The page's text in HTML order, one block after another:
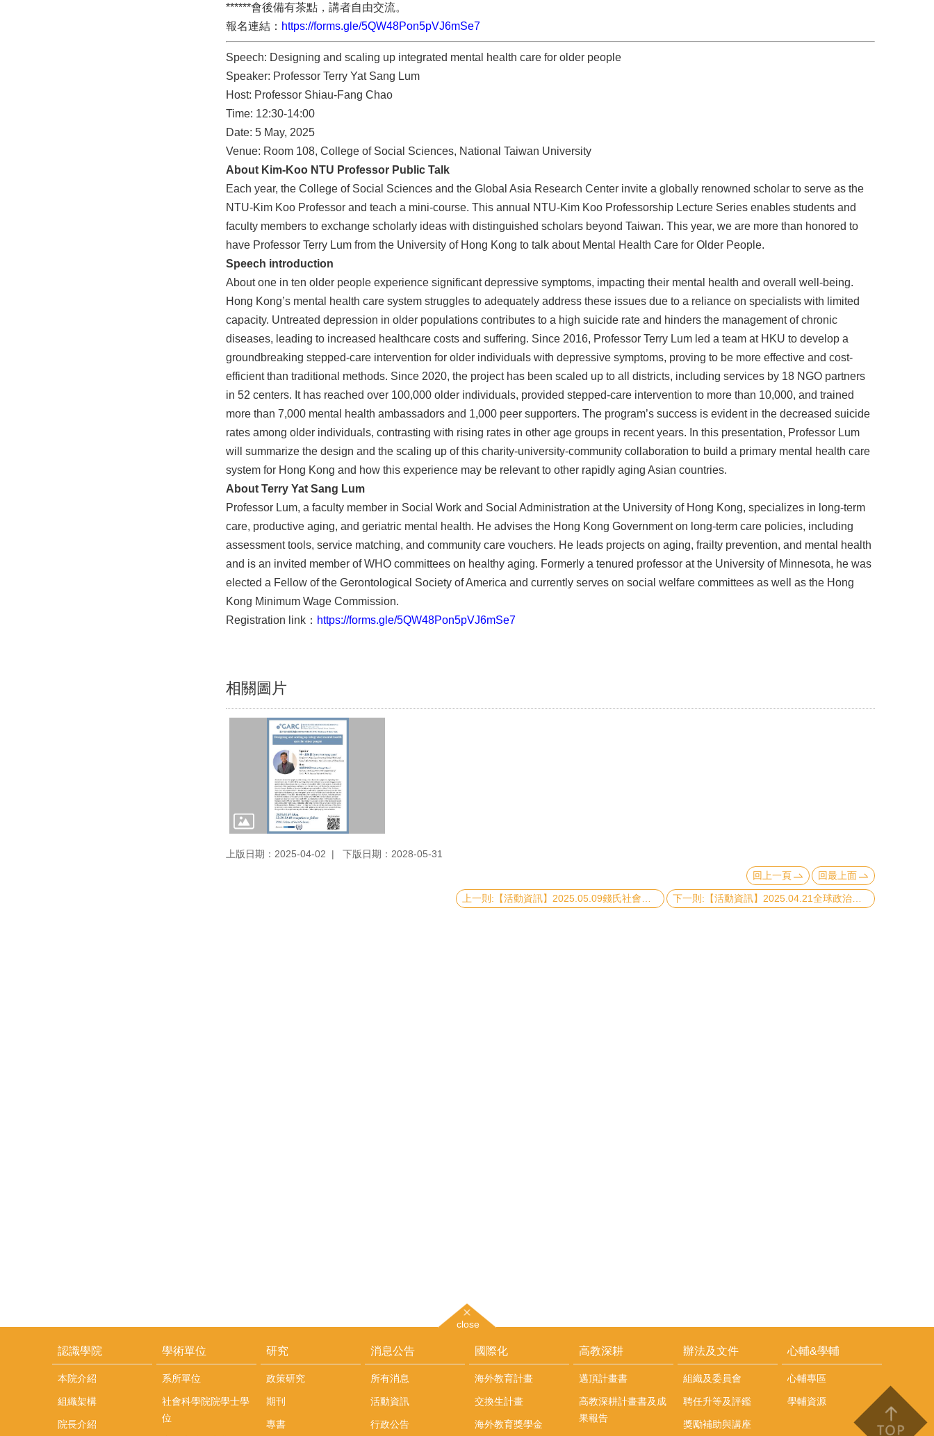
******會後備有茶點，講者自由交流。
報名連結： https://forms.gle/5QW48Pon5pVJ6mSe7
Speech: Designing and scaling up integrated mental health care for older people
Speaker: Professor Terry Yat Sang Lum
Host: Professor Shiau-Fang Chao
Time: 12:30-14:00
Date: 5 May, 2025
Venue: Room 108, College of Social Sciences, National Taiwan University
About Kim-Koo NTU Professor Public Talk
Each year, the College of Social Sciences and the Global Asia Research Center invite a globally renowned scholar to serve as the
NTU-Kim Koo Professor and teach a mini-course. This annual NTU-Kim Koo Professorship Lecture Series enables students and
faculty members to exchange scholarly ideas with distinguished scholars beyond Taiwan. This year, we are more than honored to
have Professor Terry Lum from the University of Hong Kong to talk about Mental Health Care for Older People.
Speech introduction
About one in ten older people experience significant depressive symptoms, impacting their mental health and overall well-being.
Hong Kong’s mental health care system struggles to adequately address these issues due to a reliance on specialists with limited
capacity. Untreated depression in older populations contributes to a high suicide rate and hinders the management of chronic
diseases, leading to increased healthcare costs and suffering. Since 2016, Professor Terry Lum led a team at HKU to develop a
groundbreaking stepped-care intervention for older individuals with depressive symptoms, proving to be more effective and cost-
efficient than traditional methods. Since 2020, the project has been scaled up to all districts, including services by 18 NGO partners
in 52 centers. It has reached over 100,000 older individuals, provided stepped-care intervention to more than 10,000, and trained
more than 7,000 mental health ambassadors and 1,000 peer supporters. The program’s success is evident in the decreased suicide
rates among older individuals, contrasting with rising rates in other age groups in recent years. In this presentation, Professor Lum
will summarize the design and the scaling up of this charity-university-community collaboration to build a primary mental health care
system for Hong Kong and how this experience may be relevant to other rapidly aging Asian countries.
About Terry Yat Sang Lum
Professor Lum, a faculty member in Social Work and Social Administration at the University of Hong Kong, specializes in long-term
care, productive aging, and geriatric mental health. He advises the Hong Kong Government on long-term care policies, including
assessment tools, service matching, and community care vouchers. He leads projects on aging, frailty prevention, and mental health
and is an invited member of WHO committees on healthy aging. Formerly a tenured professor at the University of Minnesota, he was
elected a Fellow of the Gerontological Society of America and currently serves on social welfare committees as well as the Hong
Kong Minimum Wage Commission.
Registration link： https://forms.gle/5QW48Pon5pVJ6mSe7
相關圖片
上版日期：2025-04-02
下版日期：2028-05-31
回上一頁
回最上面
close
認識學院
本院介紹
組織架構
院長介紹
學術單位
系所單位
社會科學院院學士學
位
研究
政策研究
期刊
專書
消息公告
所有消息
活動資訊
行政公告
國際化
海外教育計畫
交換生計畫
海外教育獎學金
高教深耕
邁頂計畫書
高教深耕計畫書及成
果報告
辦法及文件
組織及委員會
聘任升等及評鑑
獎勵補助與講座
心輔&學輔
心輔專區
學輔資源